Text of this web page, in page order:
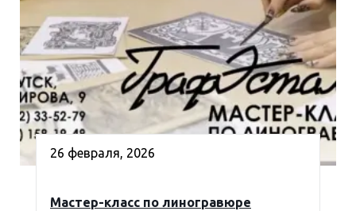
26 февраля, 2026
Мастер-класс по линогравюре